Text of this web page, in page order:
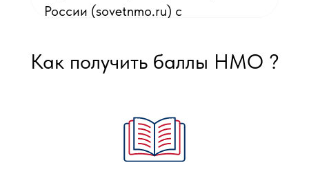
России (sovetnmo.ru) с
Как получить баллы НМО ?